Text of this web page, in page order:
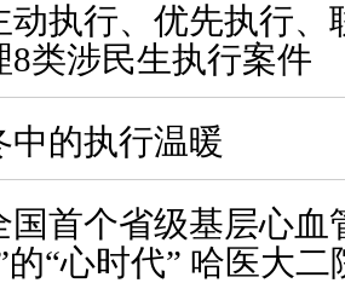
动执行、优先执行、
8类涉民生执行案件
中的执行温暖
国首个省级基层心血
的“心时代” 哈医大